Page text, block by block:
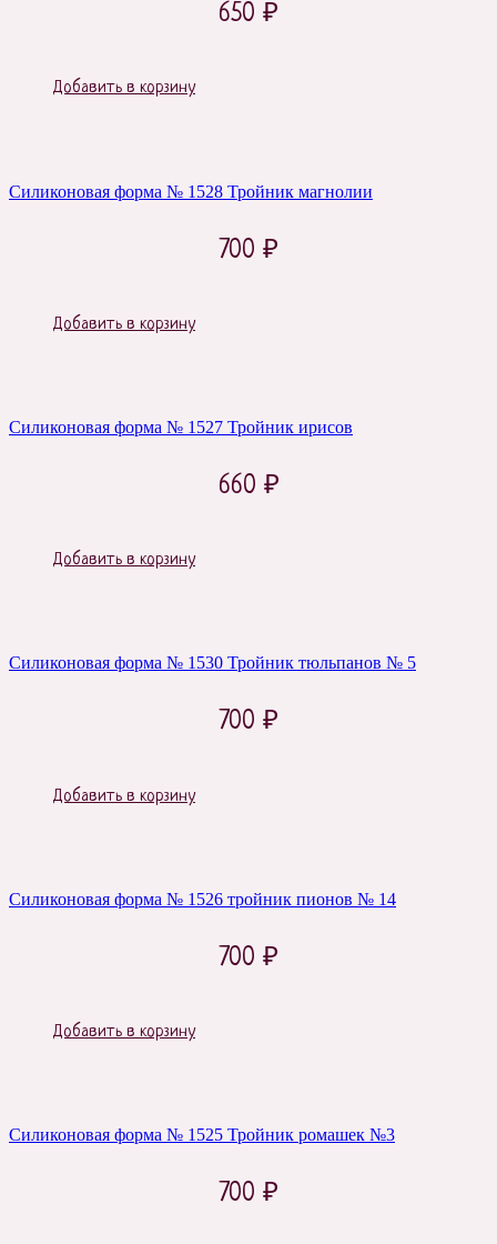
650 ₽
Добавить в корзину
Силиконовая форма № 1528 Тройник магнолии
700 ₽
Добавить в корзину
Силиконовая форма № 1527 Тройник ирисов
660 ₽
Добавить в корзину
Силиконовая форма № 1530 Тройник тюльпанов № 5
700 ₽
Добавить в корзину
Силиконовая форма № 1526 тройник пионов № 14
700 ₽
Добавить в корзину
Силиконовая форма № 1525 Тройник ромашек №3
700 ₽